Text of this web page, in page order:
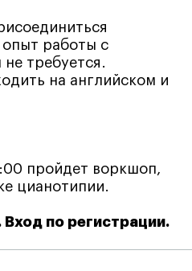
одежды
опыт работы с
требуется.
на английском и
пройдет воркшоп,
цианотипии.
Вход по регистрации.